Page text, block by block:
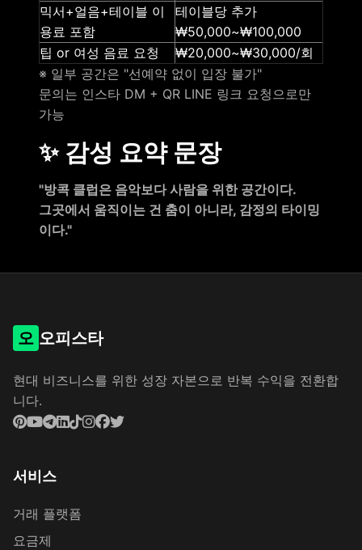
믹서+얼음+테이블 이
용료 포함
테이블당 추가
₩50,000~₩100,000
팁 or 여성 음료 요청
₩20,000~₩30,000/회
※ 일부 공간은 "선예약 없이 입장 불가"
문의는 인스타 DM + QR LINE 링크 요청으로만
가능
✨ 감성 요약 문장
"방콕 클럽은 음악보다 사람을 위한 공간이다.
그곳에서 움직이는 건 춤이 아니라, 감정의 타이밍
이다."
오 오피스타
현대 비즈니스를 위한 성장 자본으로 반복 수익을 전환합
니다.
서비스
거래 플랫폼
요금제